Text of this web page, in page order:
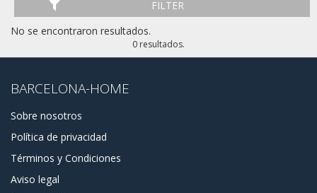
FILTER
No se encontraron resultados.
0 resultados.
BARCELONA-HOME
Sobre nosotros
Política de privacidad
Términos y Condiciones
Aviso legal